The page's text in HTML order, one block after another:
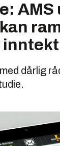
AMS
inntekt
dårlig